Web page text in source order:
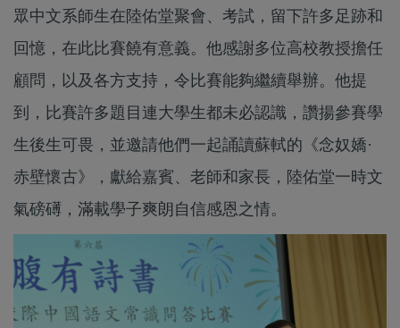
眾中文系師生在陸佑堂聚會、考試，留下許多足跡和
回憶，在此比賽饒有意義。他感謝多位高校教授擔任
顧問，以及各方支持，令比賽能夠繼續舉辦。他提
到，比賽許多題目連大學生都未必認識，讚揚參賽學
生後生可畏，並邀請他們一起誦讀蘇軾的《念奴嬌·
赤壁懷古》，獻給嘉賓、老師和家長，陸佑堂一時文
氣磅礡，滿載學子爽朗自信感恩之情。